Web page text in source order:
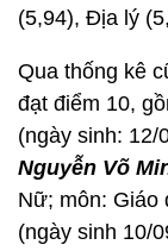
(5,94), Địa lý
Qua thống kê
đạt điểm 10,
(ngày sinh: 12/
Nguyễn Võ
Nữ; môn: Giáo
(ngày sinh 10/